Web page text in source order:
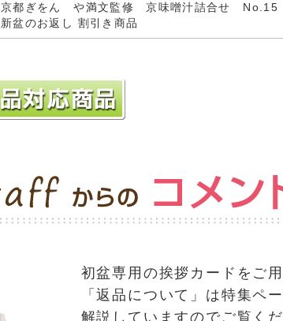
京都ぎをん や満文監修 京味噌汁詰合せ No.15
新盆のお返し 割引き商品
初盆専用の挨拶カードをご用
「返品について」は特集ペ
解説していますのでご覧く